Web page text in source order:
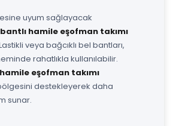
uyum sağlayacak
hamile eşofman takımı
veya bağcıklı bel bantları,
rahatlıkla kullanılabilir.
eşofman takımı
destekleyerek daha
sunar.